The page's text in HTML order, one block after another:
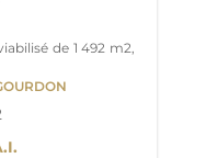
de 1 492 m2,